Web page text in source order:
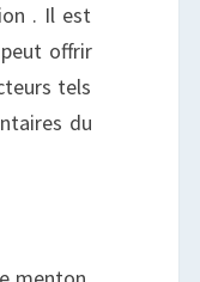
. Il est
offrir
tels
du